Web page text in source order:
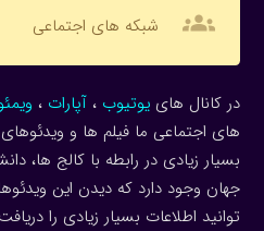
groups شبکه های اجتماعی
در کانال هاییوتیوب ، آپارات ،
های اجتماعی ما فیلم ها و
بسیار زیادی در رابطه با کالج ها،
جهان وجود دارد که دیدن این
توانید اطلاعات بسیار زیادی را